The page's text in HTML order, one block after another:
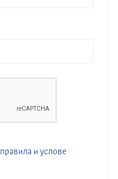
правила и услове